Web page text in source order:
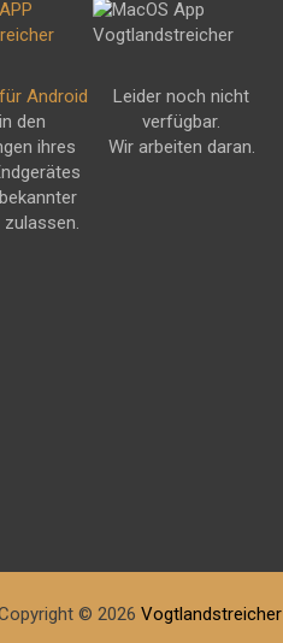
Android
den
ihres
Leider noch nicht
verfügbar.
Wir arbeiten daran.
© 2026 Vogtlandstreicher